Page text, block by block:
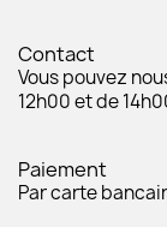
Contact
Vous pouvez
12h00 et de
Paiement
Par carte